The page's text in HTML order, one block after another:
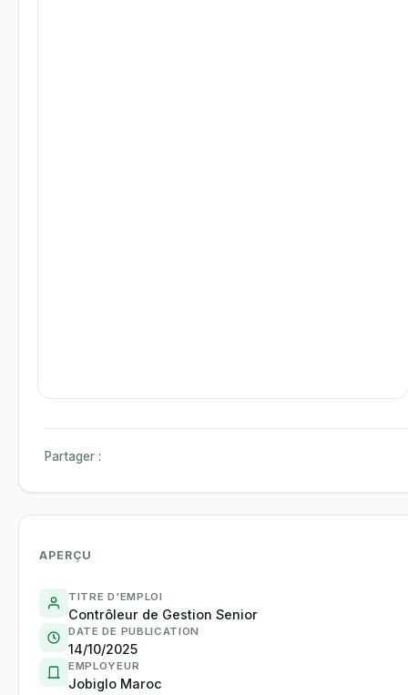
Partager :
APERÇU
TITRE D'EMPLOI
Contrôleur de Gestion Senior
DATE DE PUBLICATION
14/10/2025
EMPLOYEUR
Jobiglo Maroc